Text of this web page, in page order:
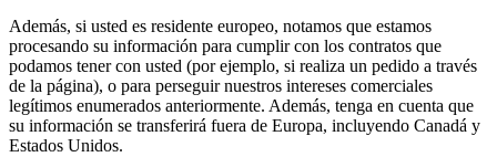
Además, si usted es residente europeo, notamos que estamos
procesando su información para cumplir con los contratos que
podamos tener con usted (por ejemplo, si realiza un pedido a través
de la página), o para perseguir nuestros intereses comerciales
legítimos enumerados anteriormente. Además, tenga en cuenta que
su información se transferirá fuera de Europa, incluyendo Canadá y
Estados Unidos.